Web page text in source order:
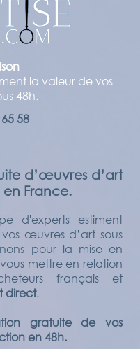
la valeur de vos
48h.
58
d’œuvres d’art
France.
d'experts estiment
œuvres d’art sous
pour la mise en
mettre en relation
français et
direct.
gratuite de vos
en 48h.